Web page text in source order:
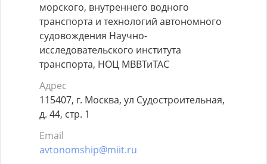
морского, внутреннего водного
транспорта и технологий автономного
судовождения Научно-
исследовательского института
транспорта, НОЦ МВВТиТАС
Адрес
115407, г. Москва, ул Судостроительная,
д. 44, стр. 1
Email
avtonomship@miit.ru